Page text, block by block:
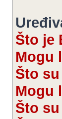
Što je
Mogu
Što
Mogu
Što